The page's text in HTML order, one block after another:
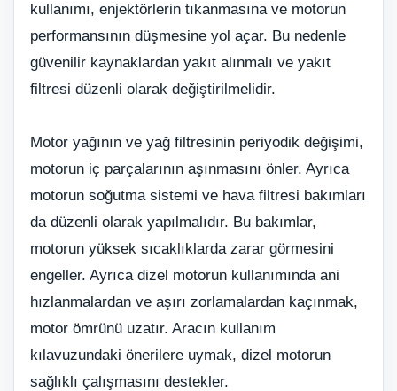
kullanımı, enjektörlerin tıkanmasına ve motorun
performansının düşmesine yol açar. Bu nedenle
güvenilir kaynaklardan yakıt alınmalı ve yakıt
filtresi düzenli olarak değiştirilmelidir.
Motor yağının ve yağ filtresinin periyodik değişimi,
motorun iç parçalarının aşınmasını önler. Ayrıca
motorun soğutma sistemi ve hava filtresi bakımları
da düzenli olarak yapılmalıdır. Bu bakımlar,
motorun yüksek sıcaklıklarda zarar görmesini
engeller. Ayrıca dizel motorun kullanımında ani
hızlanmalardan ve aşırı zorlamalardan kaçınmak,
motor ömrünü uzatır. Aracın kullanım
kılavuzundaki önerilere uymak, dizel motorun
sağlıklı çalışmasını destekler.